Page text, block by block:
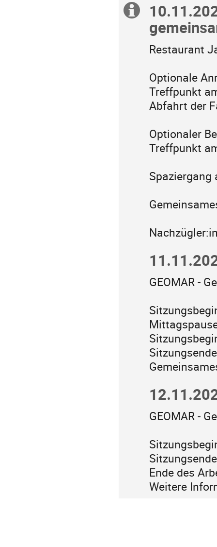
Extra
Information
Restaurant
Optionale
Treffpunkt
Abfahrt der
Optionaler
Treffpunkt
Spaziergang
GEOMAR -
GEOMAR -
Ende des
Weitere